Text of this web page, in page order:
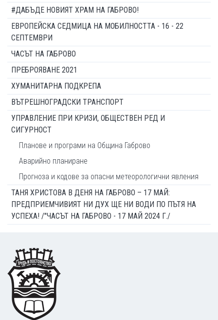
#ДАБЪДЕ НОВИЯТ ХРАМ НА ГАБРОВО!
ЕВРОПЕЙСКА СЕДМИЦА НА МОБИЛНОСТТА - 16 - 22
СЕПТЕМВРИ
ЧАСЪТ НА ГАБРОВО
ПРЕБРОЯВАНЕ 2021
ХУМАНИТАРНА ПОДКРЕПА
ВЪТРЕШНОГРАДСКИ ТРАНСПОРТ
УПРАВЛЕНИЕ ПРИ КРИЗИ, ОБЩЕСТВЕН РЕД И
СИГУРНОСТ
Планове и програми на Община Габрово
Аварийно планиране
Прогноза и кодове за опасни метеорологични явления
ТАНЯ ХРИСТОВА В ДЕНЯ НА ГАБРОВО – 17 МАЙ:
ПРЕДПРИЕМЧИВИЯТ НИ ДУХ ЩЕ НИ ВОДИ ПО ПЪТЯ НА
УСПЕХА! /"ЧАСЪТ НА ГАБРОВО - 17 МАЙ 2024 Г./
Footer